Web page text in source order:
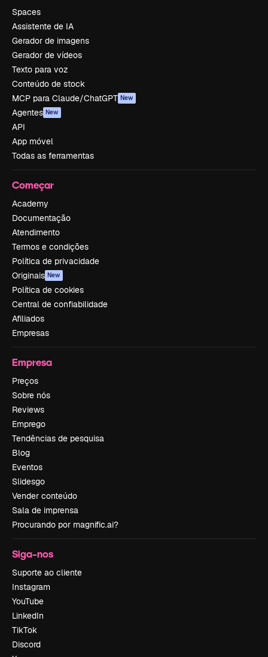
Spaces
Assistente de IA
Gerador de imagens
Gerador de vídeos
Texto para voz
Conteúdo de stock
MCP para Claude/ChatGPT New
Agentes New
API
App móvel
Todas as ferramentas
Começar
Academy
Documentação
Atendimento
Termos e condições
Política de privacidade
Originais New
Política de cookies
Central de confiabilidade
Afiliados
Empresas
Empresa
Preços
Sobre nós
Reviews
Emprego
Tendências de pesquisa
Blog
Eventos
Slidesgo
Vender conteúdo
Sala de imprensa
Procurando por magnific.ai?
Siga-nos
Suporte ao cliente
Instagram
YouTube
LinkedIn
TikTok
Discord